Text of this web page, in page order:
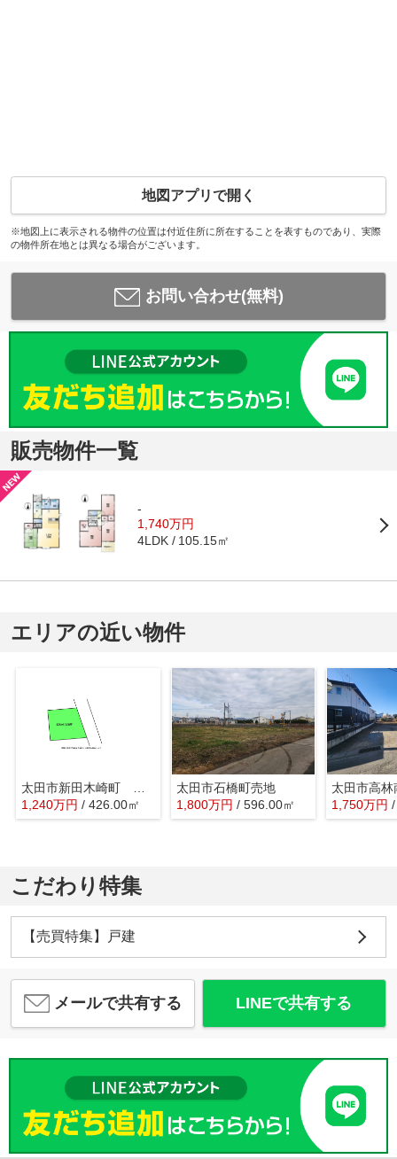
地図アプリで開く
※地図上に表示される物件の位置は付近住所に所在することを表すものであり、実際
の物件所在地とは異なる場合がございます。
お問い合わせ(無料)
販売物件一覧
-
1,740万円
4LDK 105.15㎡
エリアの近い物件
1,240万円 / 426.00㎡
太田市石橋町売地
1,800万円 / 596.00㎡
太田市高林
1,750万円
こだわり特集
【売買特集】戸建
メールで共有する LINEで共有する